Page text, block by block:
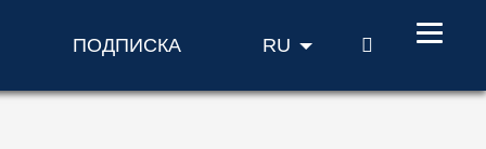
ПОДПИСКА RU ПОИСК